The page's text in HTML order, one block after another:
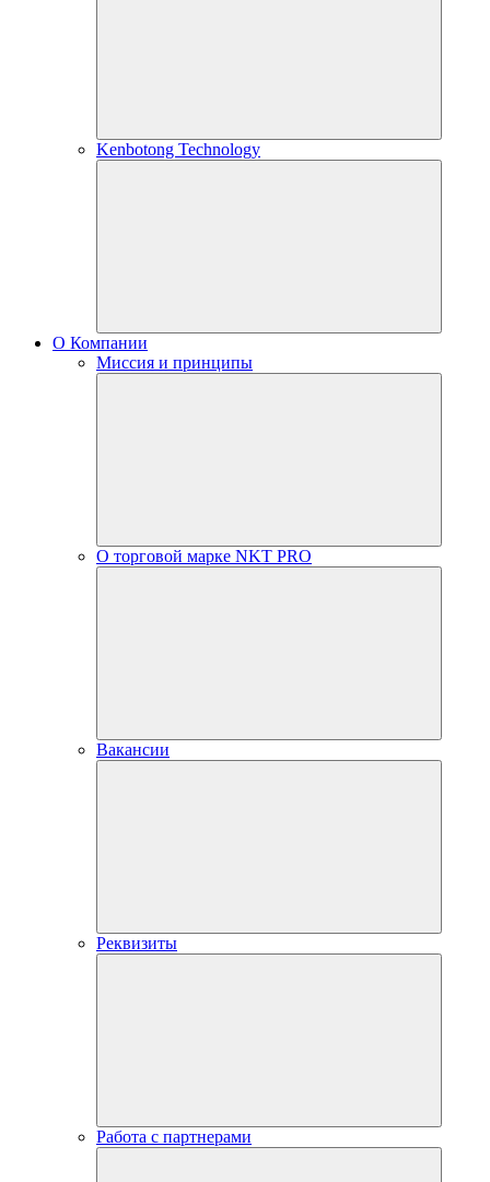
Kenbotong Technology
О Компании
Миссия и принципы
О торговой марке NKT PRO
Вакансии
Реквизиты
Работа с партнерами